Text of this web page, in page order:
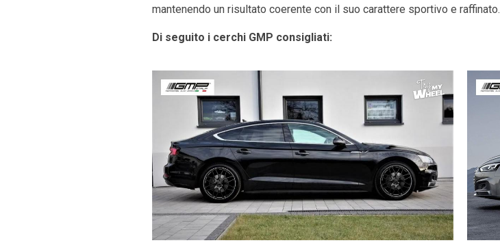
mantenendo un risultato coerente con il suo carattere sportivo e raffinato.
Di seguito i cerchi GMP consigliati: